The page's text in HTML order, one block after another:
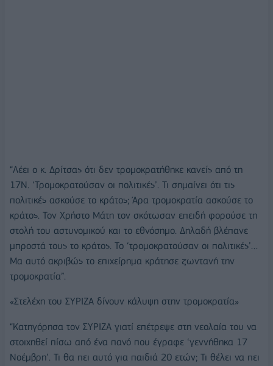
“Λέει ο κ. Δρίτσας ότι δεν τρομοκρατήθηκε κανείς από τη
17Ν. ‘Τρομοκρατούσαν οι πολιτικές’. Τι σημαίνει ότι τις
πολιτικές ασκούσε το κράτος; Άρα τρομοκρατία ασκούσε το
κράτος. Τον Χρήστο Μάτη τον σκότωσαν επειδή φορούσε τη
στολή του αστυνομικού και το εθνόσημο. Δηλαδή βλέπανε
μπροστά τους το κράτος. Το ‘τρομοκρατούσαν οι πολιτικές’…
Μα αυτό ακριβώς το επιχείρημα κράτησε ζωντανή την
τρομοκρατία”.
«Στελέχη του ΣΥΡΙΖΑ δίνουν κάλυψη στην τρομοκρατία»
“Κατηγόρησα τον ΣΥΡΙΖΑ γιατί επέτρεψε στη νεολαία του να
στοιχηθεί πίσω από ένα πανό που έγραφε ‘γεννήθηκα 17
Νοέμβρη’. Τι θα πει αυτό για παιδιά 20 ετών; Τι θέλει να πει